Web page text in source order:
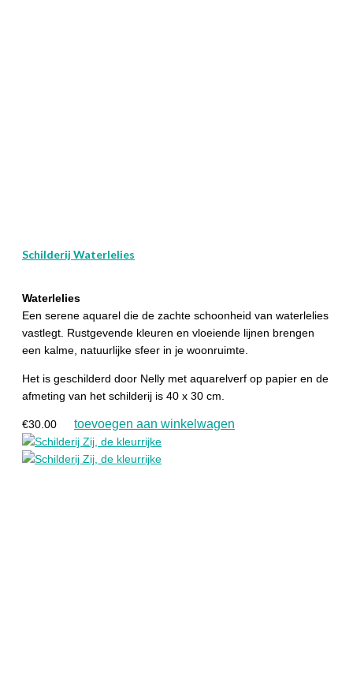
Schilderij Waterlelies
Waterlelies
Een serene aquarel die de zachte schoonheid van waterlelies
vastlegt. Rustgevende kleuren en vloeiende lijnen brengen
een kalme, natuurlijke sfeer in je woonruimte.
Het is geschilderd door Nelly met aquarelverf op papier en de
afmeting van het schilderij is 40 x 30 cm.
€30.00 toevoegen aan winkelwagen